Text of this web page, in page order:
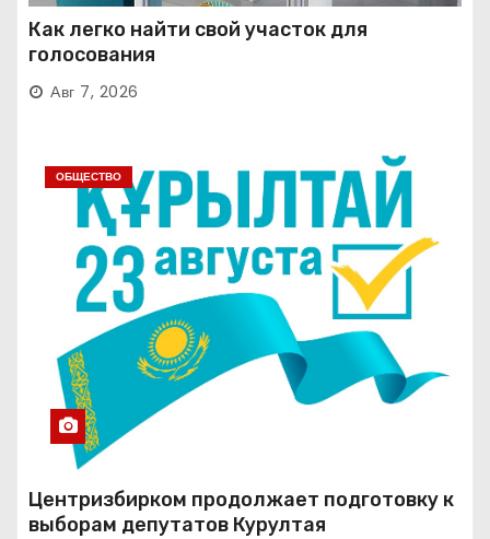
Как легко найти свой участок для
голосования
Авг 7, 2026
ОБЩЕСТВО
Центризбирком продолжает подготовку к
выборам депутатов Курултая